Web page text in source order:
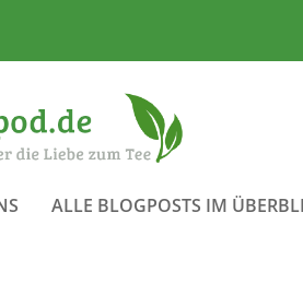
ALLE BLOGPOSTS IM